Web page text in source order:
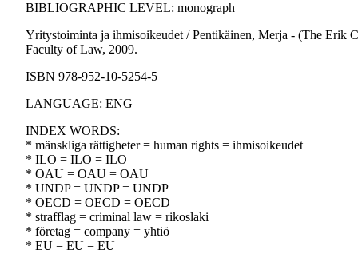
BIBLIOGRAPHIC LEVEL: monograph
Yritystoiminta ja ihmisoikeudet / Pentikäinen, Merja - (The Erik
Faculty of Law, 2009.
ISBN 978-952-10-5254-5
LANGUAGE: ENG
INDEX WORDS:
* mänskliga rättigheter = human rights = ihmisoikeudet
* ILO = ILO = ILO
* OAU = OAU = OAU
* UNDP = UNDP = UNDP
* OECD = OECD = OECD
* strafflag = criminal law = rikoslaki
* företag = company = yhtiö
* EU = EU = EU